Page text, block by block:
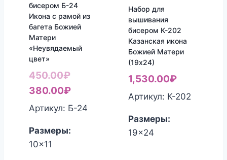
бисером Б-24
Икона с рамой из
багета Божией
Матери
«Неувядаемый
цвет»
450.00₽Первоначальная
цена
составляла
380.00₽Текущая
цена:
Артикул: Б-24
Размеры:
10x11
Набор для
вышивания
бисером К-202
Казанская икона
Божией Матери
(19х24)
1,530.00₽
Артикул: К-202
Размеры:
19x24